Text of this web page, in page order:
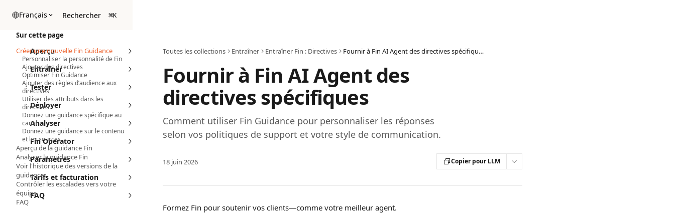
Français Rechercher ⌘K
Aperçu
Entraîner
Tester
Déployer
Analyser
Fin Operator
Paramètres
Tarifs et facturation
FAQ
Toutes les collections Entraîner Entraîner Fin : Directives Fournir à Fin AI Agent des directives spécifiques
Fournir à Fin AI Agent des
directives spécifiques
Comment utiliser Fin Guidance pour personnaliser les réponses
selon vos politiques de support et votre style de communication.
18 juin 2026 Copier pour LLM
Formez Fin pour soutenir vos clients—comme votre meilleur agent.
Sur cette page
Créer une nouvelle Fin Guidance
Personnaliser la personnalité de Fin
Ajouter des directives
Optimiser Fin Guidance
Ajouter des règles d’audience aux
directives
Utiliser des attributs dans les
directives
Donnez une guidance spécifique au
canal
Donnez une guidance sur le contenu
et les sources
Aperçu de la guidance Fin
Analyser la guidance Fin
Voir l'historique des versions de la
guidance
Contrôler les escalades vers votre
équipe
FAQ